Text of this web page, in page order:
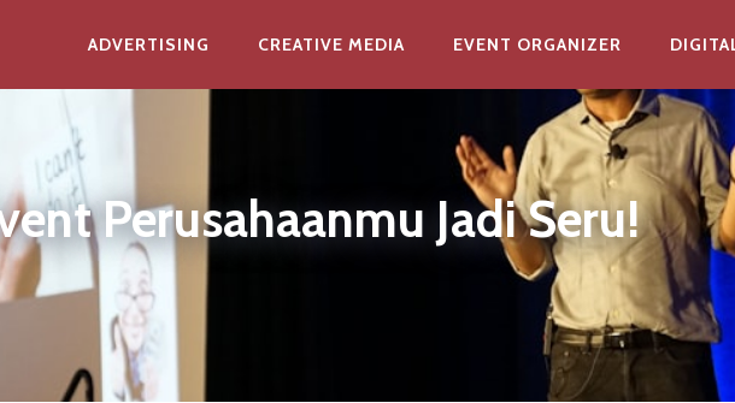
ADVERTISING CREATIVE MEDIA EVENT ORGANIZER
Perusahaanmu Jadi Seru!